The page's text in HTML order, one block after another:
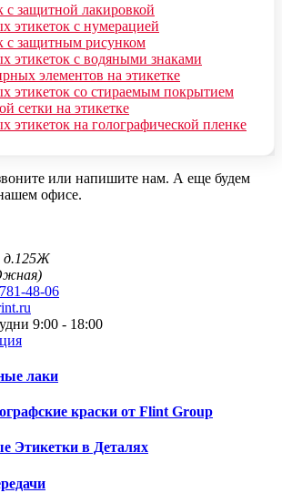
с защитной лакировкой
этикеток с нумерацией
с защитным рисунком
этикеток с водяными знаками
элементов на этикетке
этикеток со стираемым покрытием
сетки на этикетке
этикеток на голографической пленке
или напишите нам. А еще будем
офисе.
д.125Ж
48-06
9:00 - 18:00
лаки
краски от Flint Group
Этикетки в Деталях